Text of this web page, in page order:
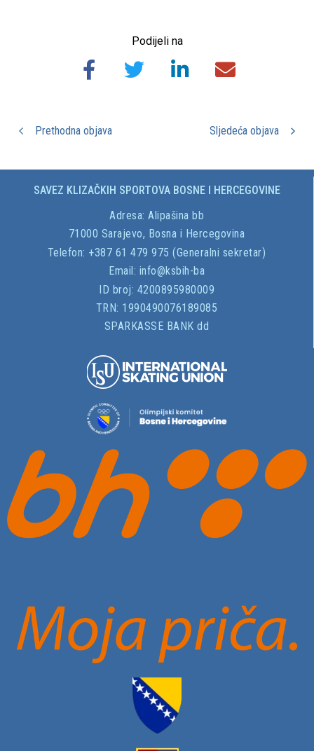
Podijeli na
Prethodna objava Sljedeća objava
SAVEZ KLIZAČKIH SPORTOVA BOSNE I HERCEGOVINE
Adresa: Alipašina bb
71000 Sarajevo, Bosna i Hercegovina
Telefon: +387 61 479 975 (Generalni sekretar)
Email: info@ksbih-ba
ID broj: 4200895980009
TRN: 1990490076189085
SPARKASSE BANK dd